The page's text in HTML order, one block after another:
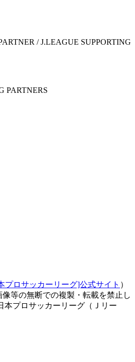
/ J.LEAGUE SUPPORTING
PARTNERS
プロサッカーリーグ]公式サイト ）
等の無断での複製・転載を禁止し
本プロサッカーリーグ（Ｊリー